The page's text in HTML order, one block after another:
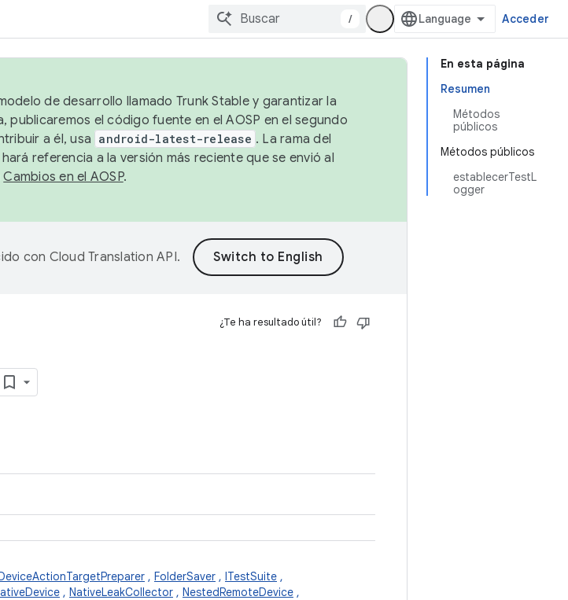
/ Acceder
En esta página
Resumen
Métodos
públicos
Métodos públicos
establecerTestL
ogger
de desarrollo llamado Trunk Stable y garantizar la
el código fuente en el AOSP en el segundo
a él, usa android-latest-release . La rama del
referencia a la versión más reciente que se envió al
Cambios en el AOSP.
con Cloud Translation API.
¿Te ha resultado útil?
, FolderSaver , ITestSuite ,
, NativeLeakCollector , NestedRemoteDevice ,